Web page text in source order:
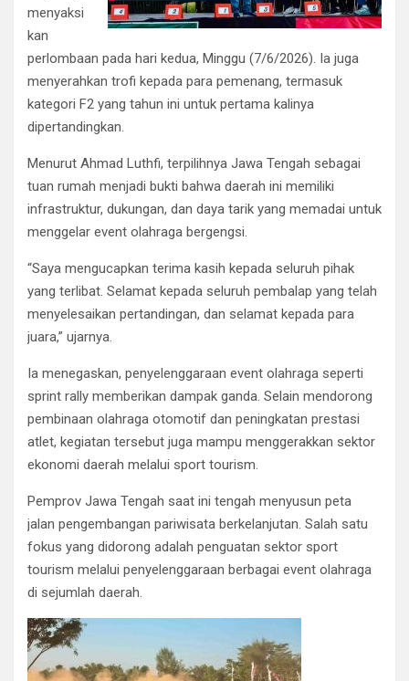
menyaksi
kan
perlombaan pada hari kedua, Minggu (7/6/2026). Ia juga
menyerahkan trofi kepada para pemenang, termasuk
kategori F2 yang tahun ini untuk pertama kalinya
dipertandingkan.
Menurut Ahmad Luthfi, terpilihnya Jawa Tengah sebagai
tuan rumah menjadi bukti bahwa daerah ini memiliki
infrastruktur, dukungan, dan daya tarik yang memadai untuk
menggelar event olahraga bergengsi.
“Saya mengucapkan terima kasih kepada seluruh pihak
yang terlibat. Selamat kepada seluruh pembalap yang telah
menyelesaikan pertandingan, dan selamat kepada para
juara,” ujarnya.
Ia menegaskan, penyelenggaraan event olahraga seperti
sprint rally memberikan dampak ganda. Selain mendorong
pembinaan olahraga otomotif dan peningkatan prestasi
atlet, kegiatan tersebut juga mampu menggerakkan sektor
ekonomi daerah melalui sport tourism.
Pemprov Jawa Tengah saat ini tengah menyusun peta
jalan pengembangan pariwisata berkelanjutan. Salah satu
fokus yang didorong adalah penguatan sektor sport
tourism melalui penyelenggaraan berbagai event olahraga
di sejumlah daerah.